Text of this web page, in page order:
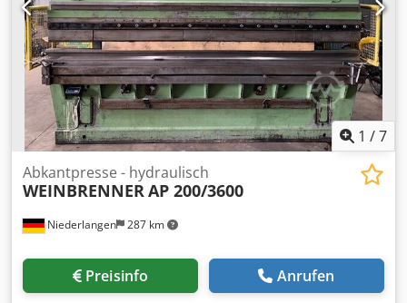
1 /7
Niederlangen 287 km
Abkantpresse - hydraulisch
WEINBRENNER AP 200/3600
Preisinfo Anrufen